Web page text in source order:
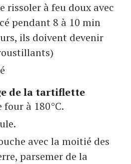
rissoler à feu doux avec
pendant 8 à 10 min
ils doivent devenir
de la tartiflette
à 180°C.
avec la moitié des
parsemer de la